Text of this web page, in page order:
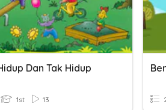
Dan Tak Hidup
1st 13